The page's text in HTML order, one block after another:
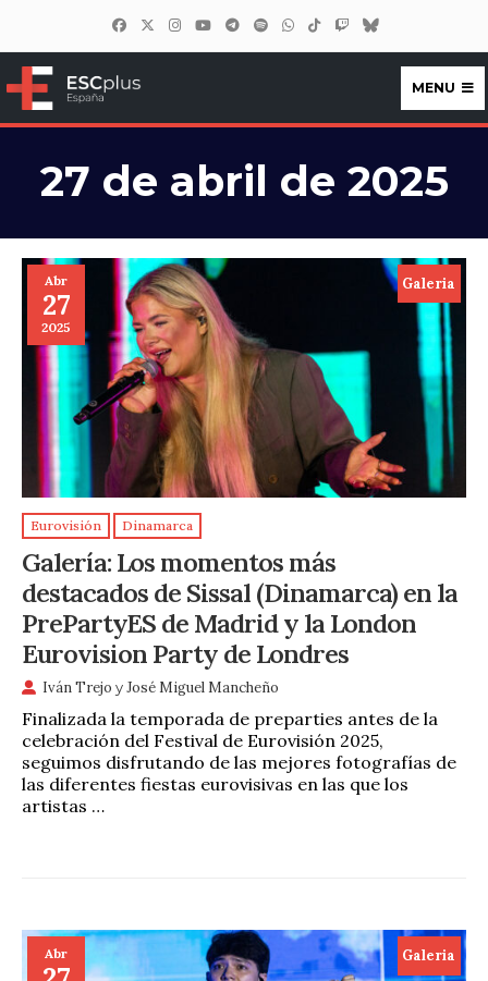
ESCplus España
MENU
27 de abril de 2025
Abr
27
2025
Galeria
Eurovisión Dinamarca
Galería: Los momentos más
destacados de Sissal (Dinamarca) en la
PrePartyES de Madrid y la London
Eurovision Party de Londres
Iván Trejo yJosé Miguel Mancheño
Finalizada la temporada de preparties antes de la
celebración del Festival de Eurovisión 2025,
seguimos disfrutando de las mejores fotografías de
las diferentes fiestas eurovisivas en las que los
artistas …
Abr Galeria